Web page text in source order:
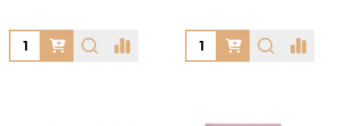
Quantity: Quantity: